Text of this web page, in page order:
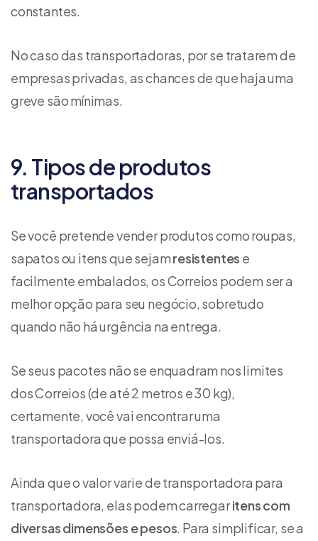
constantes.
No caso das transportadoras, por se tratarem de
empresas privadas, as chances de que haja uma
greve são mínimas.
9. Tipos de produtos
transportados
Se você pretende vender produtos como roupas,
sapatos ou itens que sejamresistentes e
facilmente embalados, os Correios podem ser a
melhor opção para seu negócio, sobretudo
quando não há urgência na entrega.
Se seus pacotes não se enquadram nos limites
dos Correios (de até 2 metros e 30 kg),
certamente, você vai encontrar uma
transportadora que possa enviá-los.
Ainda que o valor varie de transportadora para
transportadora, elas podem carregaritens com
diversas dimensões e pesos. Para simplificar, se a